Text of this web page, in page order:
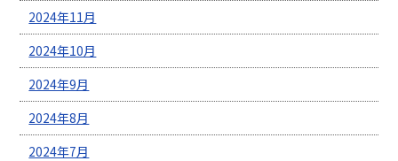
2024年11月
2024年10月
2024年9月
2024年8月
2024年7月